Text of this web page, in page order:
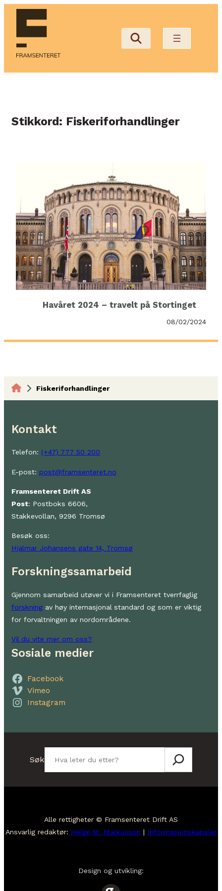
Hopp
innhold
Stikkord: Fiskeriforhandlinger
Havåret 2024 – travelt på Stortinget
08/02/2024
Fiskeriforhandlinger
Kontakt
Telefon: (+47) 777 50 200
E-post: post@framsenteret.no
Framsenteret Drift AS
Post: Postboks 6606,
Stakkevollan, 9296 Tromsø
Besøk oss:
Hjalmar Johansens gate 14, Tromsø
Forskningssamarbeid
Gjennom samarbeid utøver vi i Framsenteret tverrfaglig
forskning av høy internasjonal standard og som er viktig
for forvaltningen av nordområdene.
Vil du vite mer om oss?
Sosiale medier
Facebook
Vimeo
Instagram
Søk
Alle rettigheter © Framsenteret Drift AS
Ansvarlig redaktør: Helge M. Markusson | Informasjonskapsler
Design og utvikling: